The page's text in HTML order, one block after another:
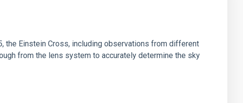
the Einstein Cross, including observations from different
from the lens system to accurately determine the sky